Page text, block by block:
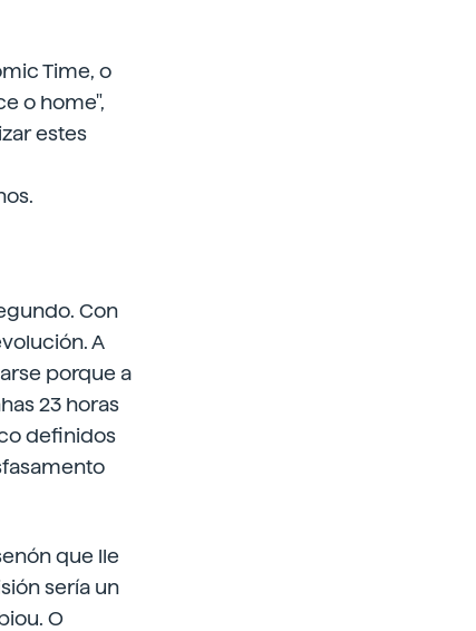
Time, o
o home",
estes
Con
A
porque a
23 horas
definidos
que lle
sería un
O